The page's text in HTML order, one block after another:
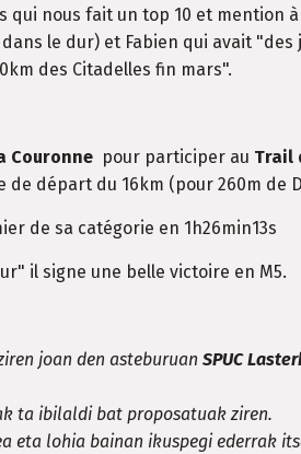
qui nous fait un top 10 et mention
dans le dur) et Fabien qui avait
des Citadelles fin mars".
Couronnepour participer au Trail
départ du 16km (pour 260m de
de sa catégorie en 1h26min13s
il signe une belle victoire en M5.
joan den asteburuan SPUC
ta ibilaldi bat proposatuak ziren.
eta lohia bainan ikuspegi ederrak